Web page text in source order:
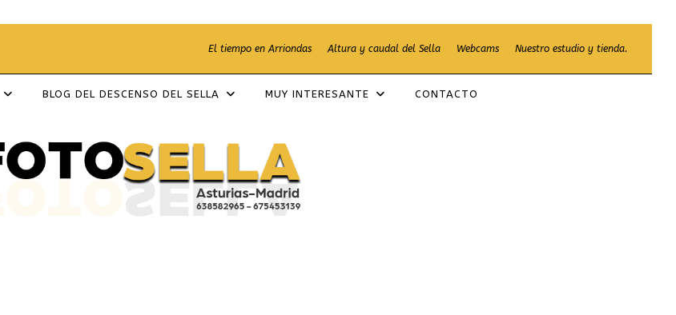
El tiempo en Arriondas Altura y caudal del Sella Webcams Nuestro estudio y tienda.
BLOG DEL DESCENSO DEL SELLA MUY INTERESANTE CONTACTO